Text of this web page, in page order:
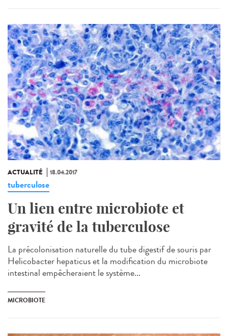
ACTUALITÉ 18.04.2017
tuberculose
Un lien entre microbiote et
gravité de la tuberculose
La précolonisation naturelle du tube digestif de souris par
Helicobacter hepaticus et la modification du microbiote
intestinal empêcheraient le système...
MICROBIOTE